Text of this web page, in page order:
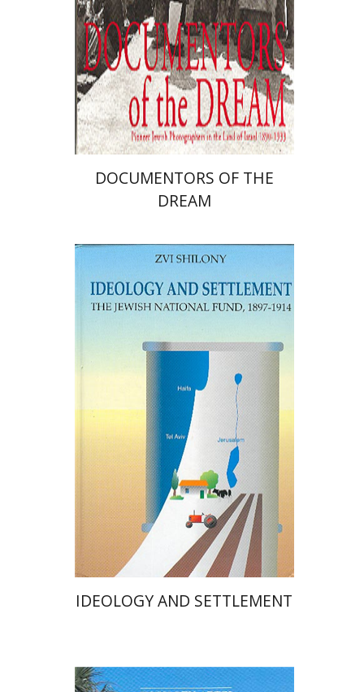
DOCUMENTORS OF THE
DREAM
צבי שילוני
יהושע בן-אריה
רות קרק
הנחת אתר ספר מודפס
$82
IDEOLOGY AND SETTLEMENT